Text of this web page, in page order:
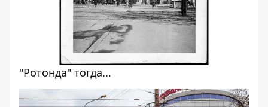
"Ротонда" тогда...